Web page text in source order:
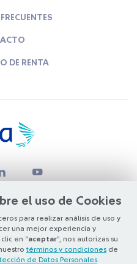
el uso de Cookies
para realizar análisis de uso y
una mejor experiencia y
en “aceptar”, nos autorizas su
términos y condiciones de
de Datos Personales
DE RENTA
SURA 2026